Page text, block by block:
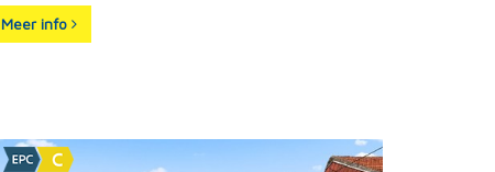
Meer info